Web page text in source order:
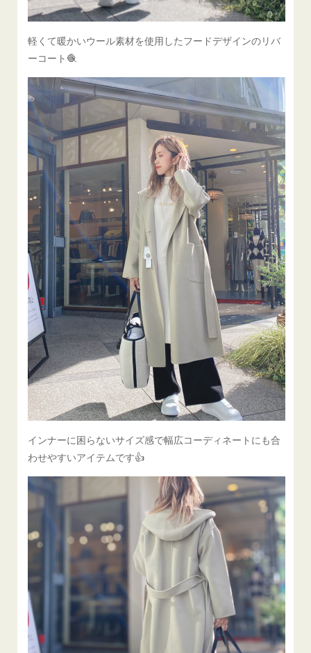
軽くて暖かいウール素材を使用したフードデザインのリバ
ーコート🧶
インナーに困らないサイズ感で幅広コーディネートにも合
わせやすいアイテムです👍